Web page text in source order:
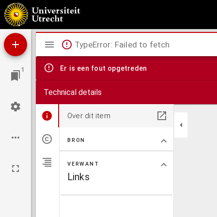
Campements der doesen Allirten und Französischen Armée als selbige auff der Rastatter
1
Mirador
viewer
TypeError: Failed to fetch
Er is een fout opgetreden
Technical details
Over dit item
BRON
VERWANT
Links